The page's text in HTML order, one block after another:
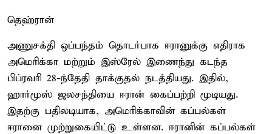
தெஹ்ரான்
அணுசக்தி ஒப்பந்தம் தொடர்பாக ஈரானுக்கு எதிராக
அமெரிக்கா மற்றும் இஸ்ரேல் இணைந்து கடந்த
பிப்ரவரி 28-ந்தேதி தாக்குதல் நடத்தியது. இதில்,
ஹார்மூஸ் ஜலசந்தியை ஈரான் கைப்பற்றி மூடியது.
இதற்கு பதிலடியாக, அமெரிக்காவின் கப்பல்கள்
ஈரானை முற்றுகையிட்டு உள்ளன. ஈரானின் கப்பல்கள்